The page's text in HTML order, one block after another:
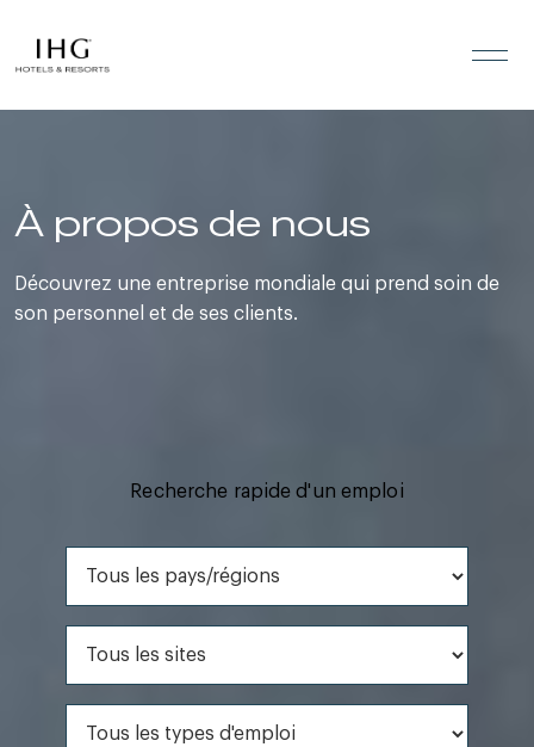
À propos de nous
Découvrez une entreprise mondiale qui prend soin de
son personnel et de ses clients.
Recherche rapide d'un emploi
Tous les pays/régions